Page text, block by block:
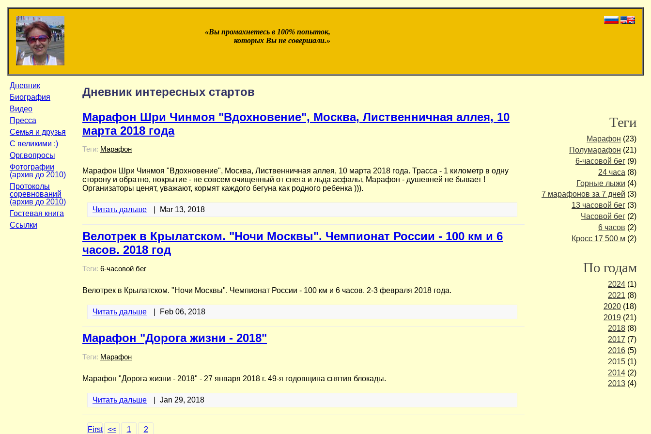
«Вы промахнетесь в 100% попыток,
которых Вы не совершали.»
Дневник
Биография
Видео
Пресса
Семья и друзья
С великими :)
Орг.вопросы
Фотографии
(архив до 2010)
Протоколы
соревнований
(архив до 2010)
Гостевая книга
Ссылки
Дневник интересных стартов
Теги
Марафон (23)
Полумарафон (21)
6-часовой бег (9)
24 часа (8)
Горные лыжи (4)
7 марафонов за 7 дней (3)
13 часовой бег (3)
Часовой бег (2)
6 часов (2)
Кросс 17 500 м (2)
По годам
2024 (1)
2021 (8)
2020 (18)
2019 (21)
2018 (8)
2017 (7)
2016 (5)
2015 (1)
2014 (2)
2013 (4)
Марафон Шри Чинмоя "Вдохновение", Москва, Лиственничная аллея, 10
марта 2018 года
Теги: Марафон
Марафон Шри Чинмоя "Вдохновение", Москва, Лиственничная аллея, 10 марта 2018 года. Трасса - 1 километр в одну
сторону и обратно, покрытие - не совсем очищенный от снега и льда асфальт, Марафон - душевней не бывает !
Организаторы ценят, уважают, кормят каждого бегуна как родного ребенка ))).
Читать дальше Mar 13, 2018
Велотрек в Крылатском. "Ночи Москвы". Чемпионат России - 100 км и 6
часов. 2018 год
Теги: 6-часовой бег
Велотрек в Крылатском. "Ночи Москвы". Чемпионат России - 100 км и 6 часов. 2-3 февраля 2018 года.
Читать дальше Feb 06, 2018
Марафон "Дорога жизни - 2018"
Теги: Марафон
Марафон "Дорога жизни - 2018" - 27 января 2018 г. 49-я годовщина снятия блокады.
Читать дальше Jan 29, 2018
First << 1 2